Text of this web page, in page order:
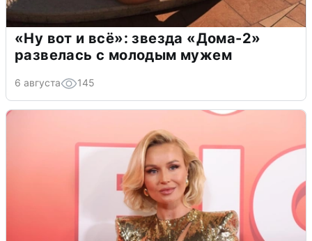
«Ну вот и всё»: звезда «Дома-2»
развелась с молодым мужем
6 августа 145